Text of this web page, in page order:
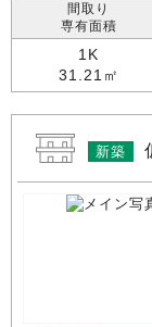
間取り
専有面積
1K
31.21㎡
新築